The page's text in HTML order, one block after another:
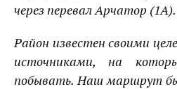
через перевалАрчатор (1А).
Район известен своими
источниками, на
побывать. Наш маршрут